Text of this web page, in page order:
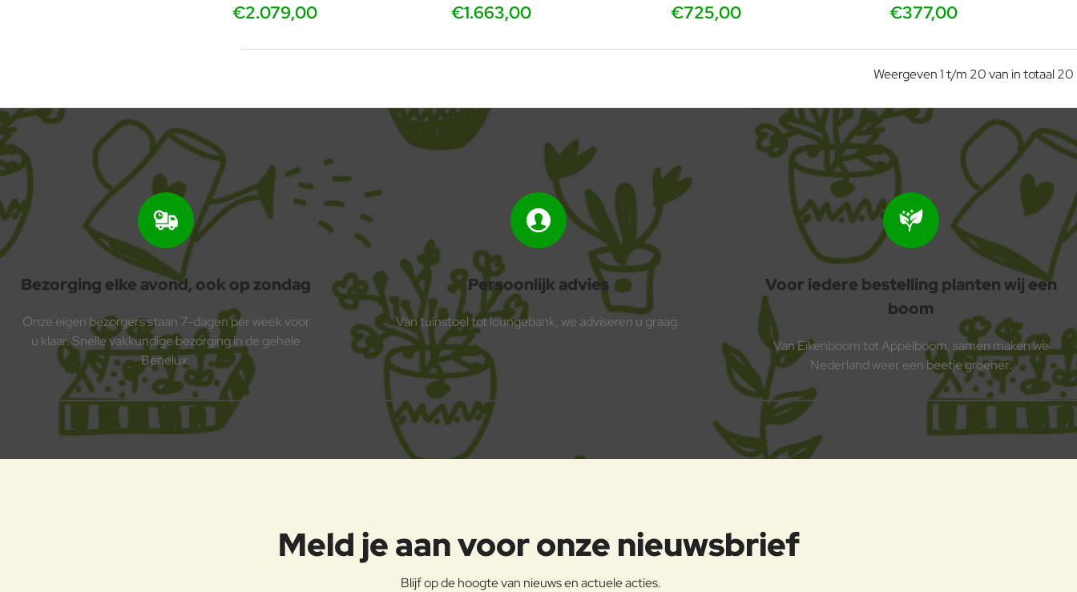
€2.079,00 €1.663,00 €725,00 €377,00
Weergeven 1 t/m 20 van in totaal 20
Bezorging elke avond, ook op zondag
Onze eigen bezorgers staan 7-dagen per week voor
u klaar. Snelle vakkundige bezorging in de gehele
Benelux.
Persoonlijk advies
Van tuinstoel tot loungebank, we adviseren u graag.
Voor iedere bestelling planten wij een
boom
Van Eikenboom tot Appelboom, samen maken we
Nederland weer een beetje groener.
Meld je aan voor onze nieuwsbrief
Blijf op de hoogte van nieuws en actuele acties.